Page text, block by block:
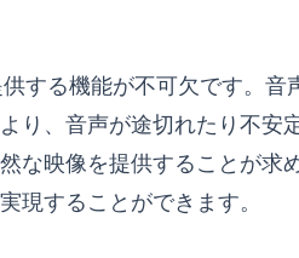
する機能が不可欠です。音
り、音声が途切れたり不安
な映像を提供することが求
現することができます。